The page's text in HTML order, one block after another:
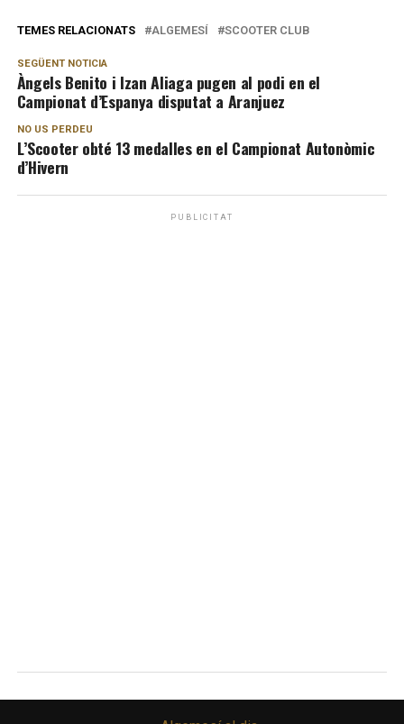
TEMES RELACIONATS ALGEMESÍ SCOOTER CLUB
SEGÜENT NOTICIA
Àngels Benito i Izan Aliaga pugen al podi en el
Campionat d’Espanya disputat a Aranjuez
NO US PERDEU
L’Scooter obté 13 medalles en el Campionat Autonòmic
d’Hivern
PUBLICITAT